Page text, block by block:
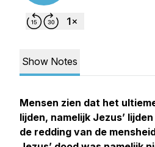
Show Notes
Mensen zien dat het
lijden, namelijk Jezus’
de redding van de